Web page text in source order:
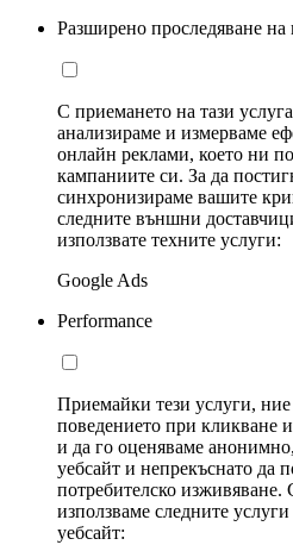
Разширено проследяване на
С приемането на тази
анализираме и измерваме
онлайн реклами, което ни
кампаниите си. За да
синхронизираме вашите
следните външни
използвате техните услуги:
Google Ads
Performance
Приемайки тези услуги,
поведението при кликване
и да го оценяваме
уебсайт и непрекъснато да
потребителско изживяване.
използваме следните
уебсайт: